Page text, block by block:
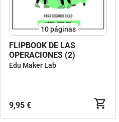
10páginas
FLIPBOOK DE LAS
OPERACIONES (2)
Edu Maker Lab
9,95 €